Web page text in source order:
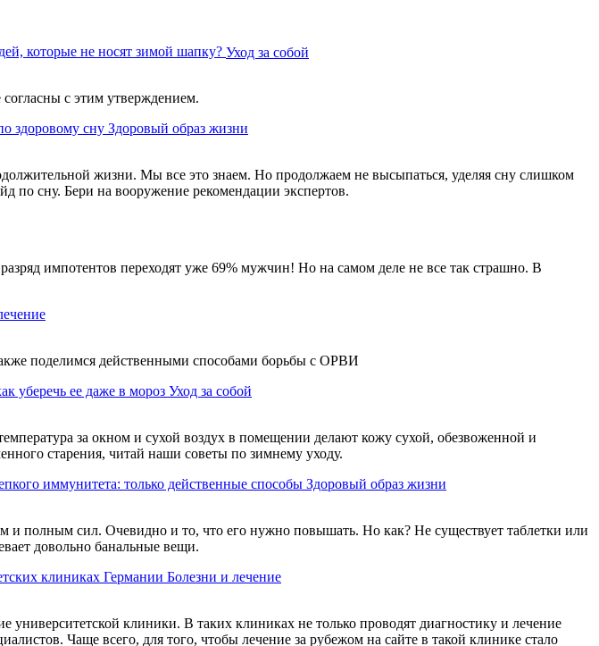
которые не носят зимой шапку? Уход за собой
согласны с этим утверждением.
здоровому сну Здоровый образ жизни
жизни. Мы все это знаем. Но продолжаем не высыпаться, уделяя сну слишком
по сну. Бери на вооружение рекомендации экспертов.
импотентов переходят уже 69% мужчин! Но на самом деле не все так страшно. В
поделимся действенными способами борьбы с ОРВИ
уберечь ее даже в мороз Уход за собой
за окном и сухой воздух в помещении делают кожу сухой, обезвоженной и
старения, читай наши советы по зимнему уходу.
иммунитета: только действенные способы Здоровый образ жизни
и полным сил. Очевидно и то, что его нужно повышать. Но как? Не существует таблетки или
довольно банальные вещи.
клиниках Германии Болезни и лечение
клиники. В таких клиниках не только проводят диагностику и лечение
Чаще всего, для того, чтобы лечение за рубежом на сайте в такой клинике стало